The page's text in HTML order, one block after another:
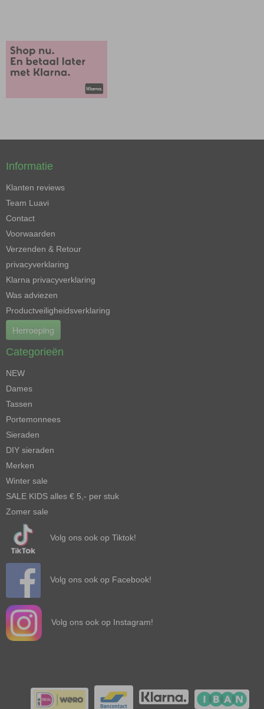
Informatie
Klanten reviews
Team Luavi
Contact
Voorwaarden
Verzenden & Retour
privacyverklaring
Klarna privacyverklaring
Was adviezen
Productveiligheidsverklaring
Herroeping
Categorieën
NEW
Dames
Tassen
Portemonnees
Sieraden
DIY sieraden
Merken
Winter sale
SALE KIDS alles € 5,- per stuk
Zomer sale
Volg ons ook op Tiktok!
Volg ons ook op Facebook!
Volg ons ook op Instagram!